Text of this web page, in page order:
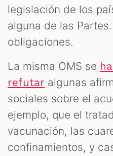
legislación de los
alguna de las
obligaciones.
La misma OMS se
refutar algunas
sociales sobre el
ejemplo, que el
vacunación, las
confinamientos, y